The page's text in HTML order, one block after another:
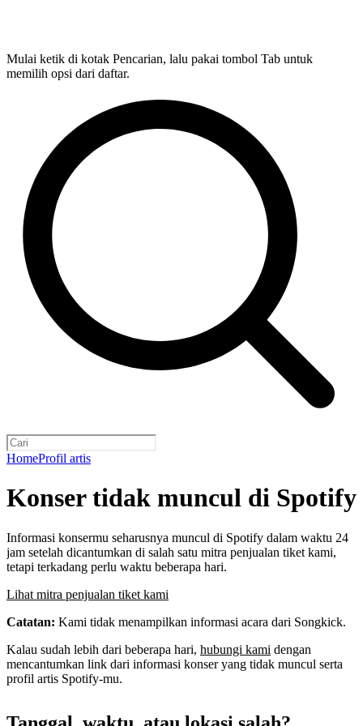
Mulai ketik di kotak Pencarian, lalu pakai tombol Tab untuk
memilih opsi dari daftar.
HomeProfil artis
Konser tidak muncul di Spotify
Informasi konsermu seharusnya muncul di Spotify dalam waktu 24
jam setelah dicantumkan di salah satu mitra penjualan tiket kami,
tetapi terkadang perlu waktu beberapa hari.
Lihat mitra penjualan tiket kami
Catatan: Kami tidak menampilkan informasi acara dari Songkick.
Kalau sudah lebih dari beberapa hari, hubungi kami dengan
mencantumkan link dari informasi konser yang tidak muncul serta
profil artis Spotify-mu.